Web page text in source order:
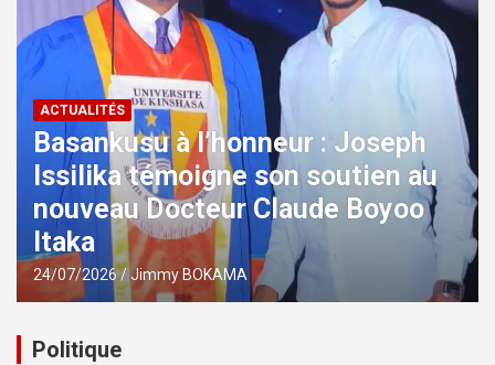
ACTUALITÉS
Basankusu à l’honneur : Joseph
Issilika témoigne son soutien au
nouveau Docteur Claude Boyoo
Itaka
24/07/2026 Jimmy BOKAMA
Politique